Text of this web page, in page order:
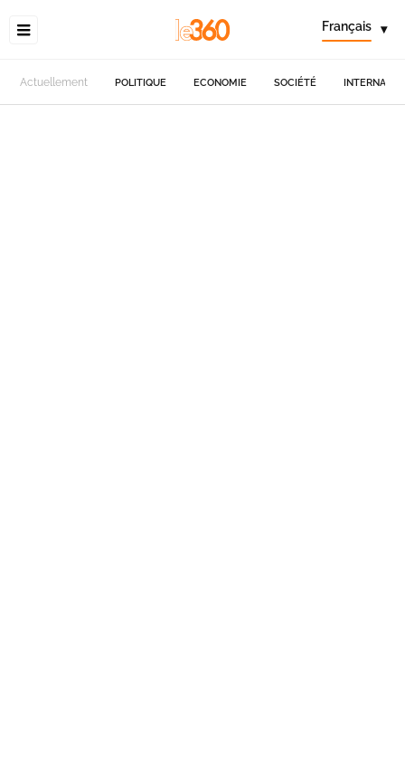
Français ▾
Actuellement POLITIQUE ECONOMIE SOCIÉTÉ